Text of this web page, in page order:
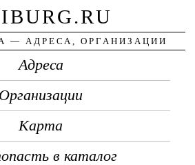
— АДРЕСА, ОРГАНИЗАЦИИ
Адреса
Организации
Карта
в каталог